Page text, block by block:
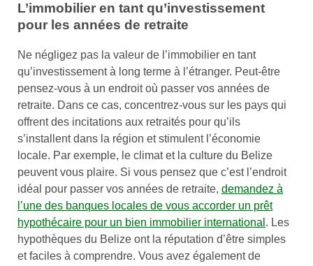
L’immobilier en tant qu’investissement
pour les années de retraite
Ne négligez pas la valeur de l’immobilier en tant
qu’investissement à long terme à l’étranger. Peut-être
pensez-vous à un endroit où passer vos années de
retraite. Dans ce cas, concentrez-vous sur les pays qui
offrent des incitations aux retraités pour qu’ils
s’installent dans la région et stimulent l’économie
locale. Par exemple, le climat et la culture du Belize
peuvent vous plaire. Si vous pensez que c’est l’endroit
idéal pour passer vos années de retraite, demandez à
l’une des banques locales de vous accorder un prêt
hypothécaire pour un bien immobilier international . Les
hypothèques du Belize ont la réputation d’être simples
et faciles à comprendre. Vous avez également de